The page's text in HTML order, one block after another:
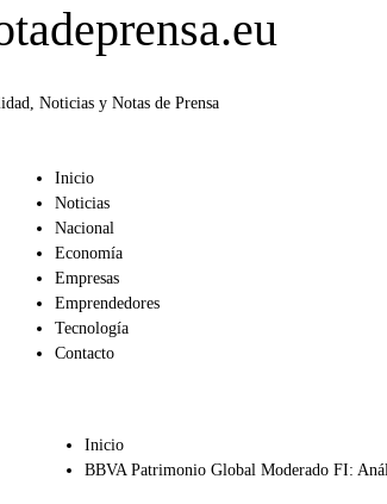
Noticias y Notas de Prensa
Inicio
Noticias
Nacional
Economía
Empresas
Emprendedores
Tecnología
Contacto
Inicio
BBVA Patrimonio Global Moderado FI: